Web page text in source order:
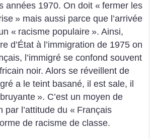
années 1970. On doit « fermer les
» mais aussi parce que l’arrivée
« racisme populaire ». Ainsi,
d’État à l’immigration de 1975 on
l’immigré se confond souvent
noir. Alors se réveillent de
a le teint basané, il est sale, il
». C’est un moyen de
par l’attitude du « Français
de racisme de classe.